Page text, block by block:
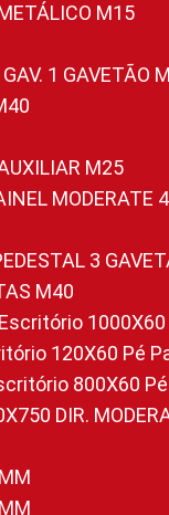
METÁLICO M15
GAV. 1 GAVETÃO
AUXILIAR M25
MODERATE
3
M40
Escritório
120X60 Pé
800X60
DIR.